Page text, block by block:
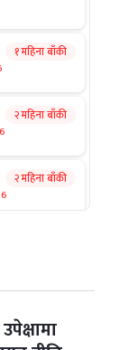
१ महिना बाँकी
२ महिना बाँकी
२ महिना बाँकी